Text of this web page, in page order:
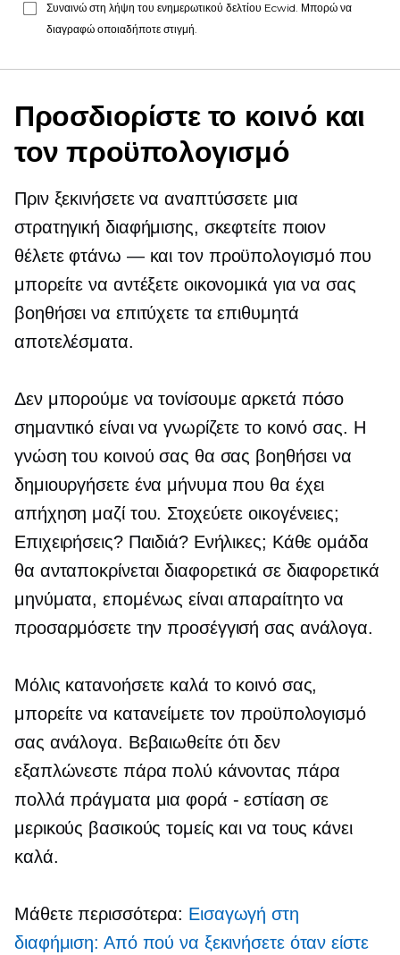
Συναινώ στη λήψη του ενημερωτικού δελτίου Ecwid. Μπορώ να
διαγραφώ οποιαδήποτε στιγμή.
Προσδιορίστε το κοινό και
τον προϋπολογισμό
Πριν ξεκινήσετε να αναπτύσσετε μια
στρατηγική διαφήμισης, σκεφτείτε ποιον
θέλετεφτάνω — και τον προϋπολογισμό που
μπορείτε να αντέξετε οικονομικά για να σας
βοηθήσει να επιτύχετε τα επιθυμητά
αποτελέσματα.
Δεν μπορούμε να τονίσουμε αρκετά πόσο
σημαντικό είναι να γνωρίζετε το κοινό σας. Η
γνώση του κοινού σας θα σας βοηθήσει να
δημιουργήσετε ένα μήνυμα που θα έχει
απήχηση μαζί του. Στοχεύετε οικογένειες;
Επιχειρήσεις? Παιδιά? Ενήλικες; Κάθε ομάδα
θα ανταποκρίνεται διαφορετικά σε διαφορετικά
μηνύματα, επομένως είναι απαραίτητο να
προσαρμόσετε την προσέγγισή σας ανάλογα.
Μόλις κατανοήσετε καλά το κοινό σας,
μπορείτε να κατανείμετε τον προϋπολογισμό
σας ανάλογα. Βεβαιωθείτε ότι δεν
εξαπλώνεστε πάρα πολύ κάνοντας πάρα
πολλά πράγματα μια φορά - εστίαση σε
μερικούς βασικούς τομείς και να τους κάνει
καλά.
Μάθετε περισσότερα: Εισαγωγή στη
διαφήμιση: Από πού να ξεκινήσετε όταν είστε